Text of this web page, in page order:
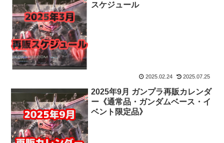
スケジュール
2025.02.24 2025.07.25
2025年9月 ガンプラ再販カレンダ
ー《通常品・ガンダムベース・イ
ベント限定品》